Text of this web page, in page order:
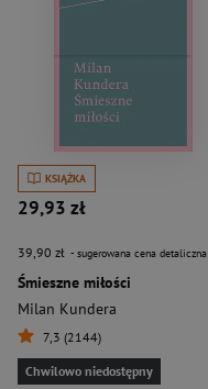
KSIĄŻKA
29,93 zł
39,90 zł - sugerowana cena detaliczna
Śmieszne miłości
Milan Kundera
7,3 (2144)
Chwilowo niedostępny